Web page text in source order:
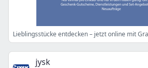
Lieblingsstücke entdecken – jetzt online mit
jysk